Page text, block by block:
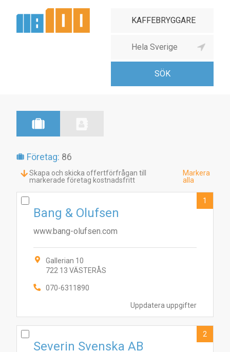
Företag: 86
Skapa och skicka offertförfrågan till
markerade företag kostnadsfritt
Markera
alla
Uppdatera uppgifter
Bang & Olufsen
www.bang-olufsen.com
Gallerian 10
722 13 VÄSTERÅS
070-6311890
1
Severin Svenska AB
2